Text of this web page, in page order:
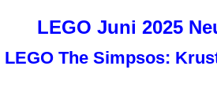
LEGO Juni 2025
LEGO The Simpsos: